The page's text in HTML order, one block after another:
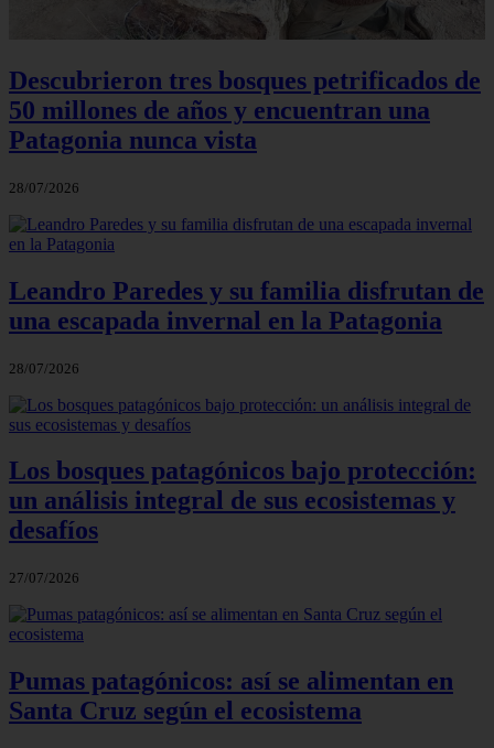
Descubrieron tres bosques petrificados de
50 millones de años y encuentran una
Patagonia nunca vista
28/07/2026
Leandro Paredes y su familia disfrutan de
una escapada invernal en la Patagonia
28/07/2026
Los bosques patagónicos bajo protección:
un análisis integral de sus ecosistemas y
desafíos
27/07/2026
Pumas patagónicos: así se alimentan en
Santa Cruz según el ecosistema